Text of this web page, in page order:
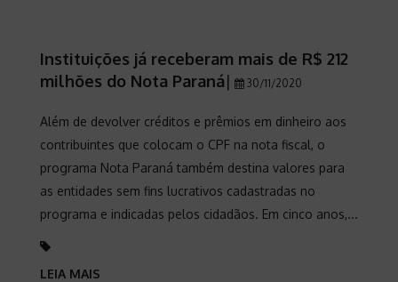
Instituições já receberam mais de R$ 212
milhões do Nota Paraná| 30/11/2020
Além de devolver créditos e prêmios em dinheiro aos
contribuintes que colocam o CPF na nota fiscal, o
programa Nota Paraná também destina valores para
as entidades sem fins lucrativos cadastradas no
programa e indicadas pelos cidadãos. Em cinco anos,...
LEIA MAIS